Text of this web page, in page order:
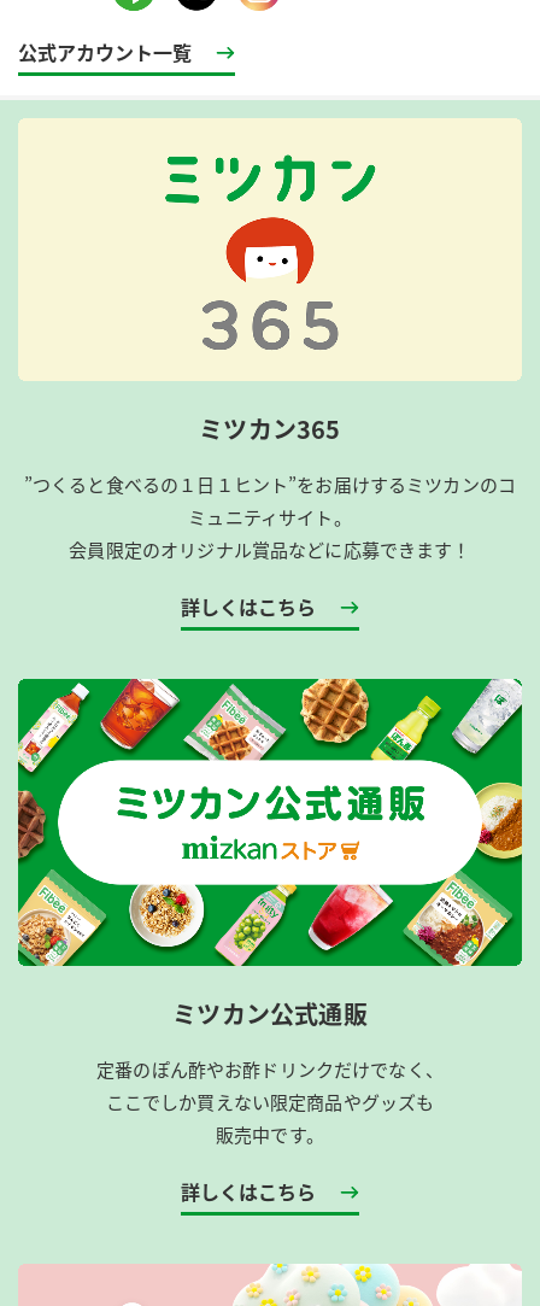
公式アカウント一覧
ミツカン365
”つくると食べるの１日１ヒント”をお届けするミツカンのコ
ミュニティサイト。
会員限定のオリジナル賞品などに応募できます！
詳しくはこちら
ミツカン公式通販
定番のぽん酢やお酢ドリンクだけでなく、
ここでしか買えない限定商品やグッズも
販売中です。
詳しくはこちら